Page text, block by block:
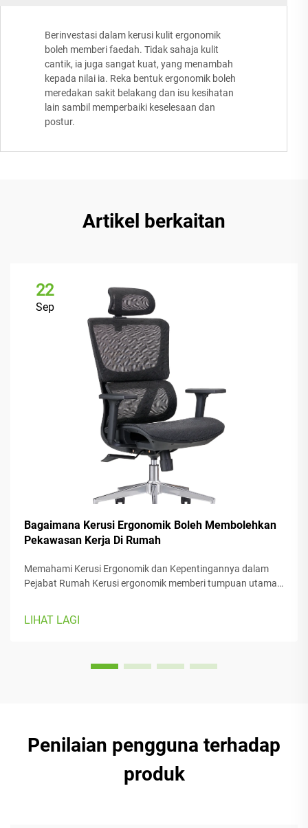
Berinvestasi dalam kerusi kulit ergonomik
boleh memberi faedah. Tidak sahaja kulit
cantik, ia juga sangat kuat, yang menambah
kepada nilai ia. Reka bentuk ergonomik boleh
meredakan sakit belakang dan isu kesihatan
lain sambil memperbaiki keselesaan dan
postur.
Artikel berkaitan
22
Sep
Bagaimana Kerusi Ergonomik Boleh Membolehkan
Pekawasan Kerja Di Rumah
Memahami Kerusi Ergonomik dan Kepentingannya dalam
Pejabat Rumah Kerusi ergonomik memberi tumpuan utama
jenis badan dan preferensi. Kebanyakan model dilengkapi
LIHAT LAGI
Penilaian pengguna terhadap
produk